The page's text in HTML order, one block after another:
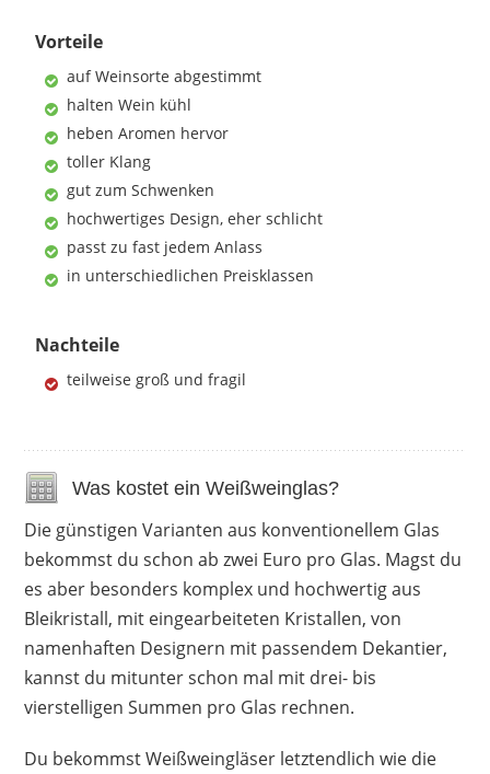
Vorteile
auf Weinsorte abgestimmt
halten Wein kühl
heben Aromen hervor
toller Klang
gut zum Schwenken
hochwertiges Design, eher schlicht
passt zu fast jedem Anlass
in unterschiedlichen Preisklassen
Nachteile
teilweise groß und fragil
Was kostet ein Weißweinglas?
Die günstigen Varianten aus konventionellem Glas
bekommst du schon ab zwei Euro pro Glas. Magst du
es aber besonders komplex und hochwertig aus
Bleikristall, mit eingearbeiteten Kristallen, von
namenhaften Designern mit passendem Dekantier,
kannst du mitunter schon mal mit drei- bis
vierstelligen Summen pro Glas rechnen.
Du bekommst Weißweingläser letztendlich wie die